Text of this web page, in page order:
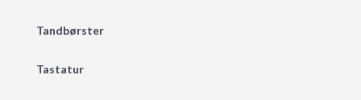
Tandbørster
Tastatur